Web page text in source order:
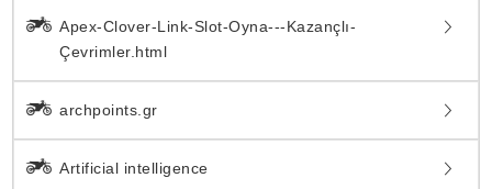
Apex-Clover-Link-Slot-Oyna---Kazançlı-
Çevrimler.html
archpoints.gr
Artificial intelligence